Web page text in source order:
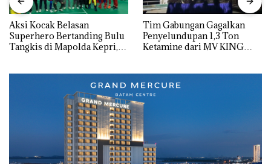
Aksi Kocak Belasan
Superhero Bertanding Bulu
Tangkis di Mapolda Kepri,
Tim Gabungan Gagalkan
Penyelundupan 1,3 Ton
Ketamine dari MV KING